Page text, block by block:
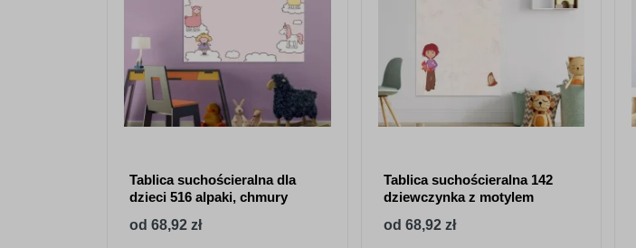
Tablica suchościeralna dla
dzieci 516 alpaki, chmury
od 68,92 zł
Tablica suchościeralna 142
dziewczynka z motylem
od 68,92 zł